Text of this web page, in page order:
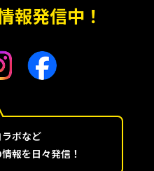
報発信中！
ボなど
報を日々発信！